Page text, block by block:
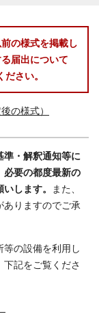
の様式を掲載し
届出について
さい。
の様式）
準・解釈通知等に
必要の都度最新の
します。
また、
ありますのでご承
の設備を利用し
記をご覧くださ